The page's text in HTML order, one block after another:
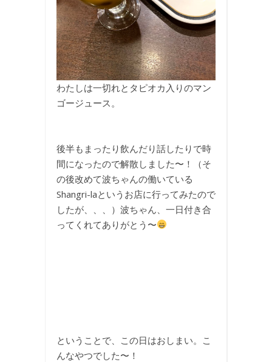
わたしは一切れとタピオカ入りのマン
ゴージュース。
後半もまったり飲んだり話したりで時
間になったので解散しました〜！（そ
の後改めて波ちゃんの働いている
Shangri-laというお店に行ってみたので
したが、、、）波ちゃん、一日付き合
ってくれてありがとう〜
ということで、この日はおしまい。こ
んなやつでした〜！